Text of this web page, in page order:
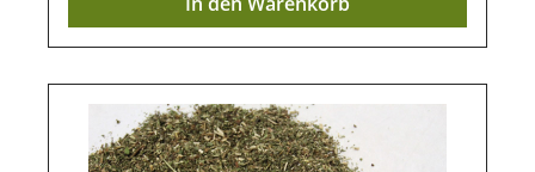
bleiben, ist eine trockene und luftdichte
Aufbewahrung wichtig. Ebenso sollten sie
werden, damit die wertvollen Inhaltsstoffe
lange erhalten bleiben.